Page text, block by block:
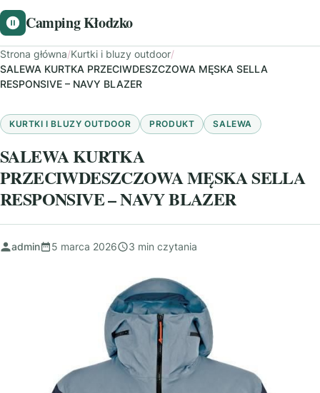
Camping Kłodzko
Strona główna/Kurtki i bluzy outdoor/
SALEWA KURTKA PRZECIWDESZCZOWA MĘSKA SELLA
RESPONSIVE – NAVY BLAZER
KURTKI I BLUZY OUTDOOR PRODUKT SALEWA
SALEWA KURTKA
PRZECIWDESZCZOWA MĘSKA SELLA
RESPONSIVE – NAVY BLAZER
admin 5 marca 2026 3 min czytania